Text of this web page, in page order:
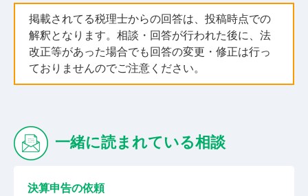
掲載されてる税理士からの回答は、投稿時点での
解釈となります。相談・回答が行われた後に、法
改正等があった場合でも回答の変更・修正は行っ
ておりませんのでご注意ください。
一緒に読まれている相談
決算申告の依頼